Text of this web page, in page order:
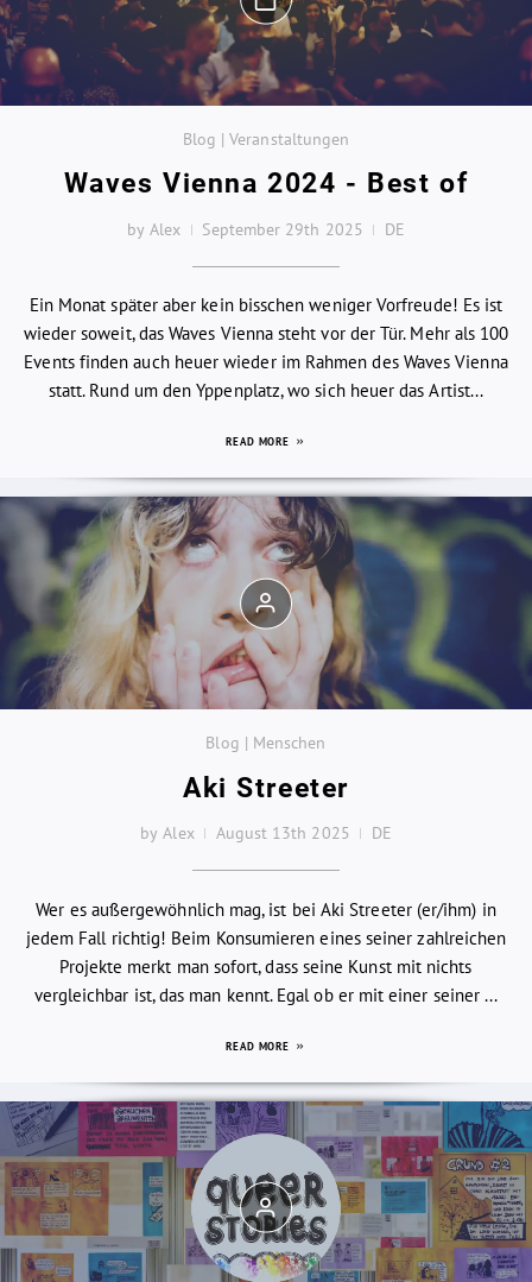
Blog | Veranstaltungen
Waves Vienna 2024 - Best of
by Alex September 29th 2025 DE
Ein Monat später aber kein bisschen weniger Vorfreude! Es ist
wieder soweit, das Waves Vienna steht vor der Tür. Mehr als 100
Events finden auch heuer wieder im Rahmen des Waves Vienna
statt. Rund um den Yppenplatz, wo sich heuer das Artist...
READ MORE
Blog | Menschen
Aki Streeter
by Alex August 13th 2025 DE
Wer es außergewöhnlich mag, ist bei Aki Streeter (er/ihm) in
jedem Fall richtig! Beim Konsumieren eines seiner zahlreichen
Projekte merkt man sofort, dass seine Kunst mit nichts
vergleichbar ist, das man kennt. Egal ob er mit einer seiner ...
READ MORE